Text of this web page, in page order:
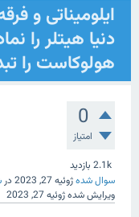
ایلومیناتی و
دنیا هیتلر را
هولوکاست را
0
امتیاز
2.1k بازدید
سوال شدهژوئیه 27, 2023 در
ویرایش شدهژوئیه 27, 2023